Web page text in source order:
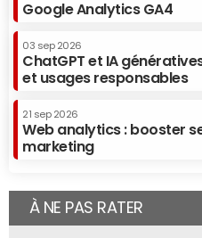
Google Analytics GA4
03 sep 2026
ChatGPT et IA
et usages responsables
21 sep 2026
Web analytics : booster
marketing
À NE PAS RATER